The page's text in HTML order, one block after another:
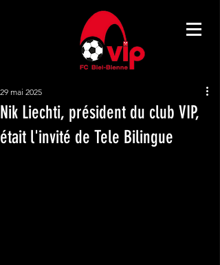
Nik Liechti, président du club VIP,
était l'invité de Tele Bilingue
29 mai 2025